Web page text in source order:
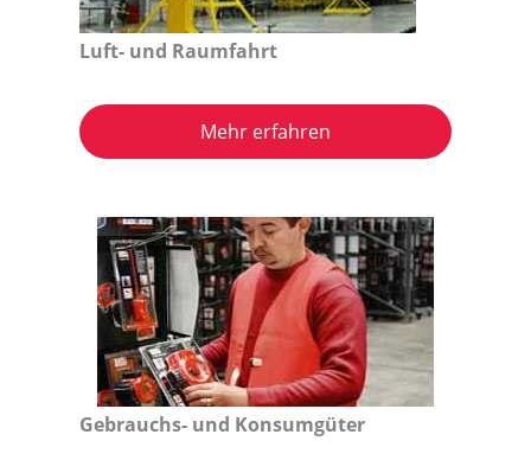
Luft- und Raumfahrt
Mehr erfahren
Gebrauchs- und Konsumgüter